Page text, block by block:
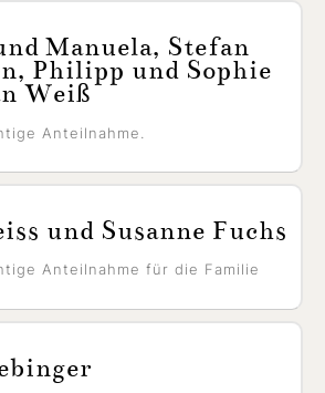
Manuela, Stefan
Philipp und Sophie
Weiß
Anteilnahme.
und Susanne Fuchs
Anteilnahme für die Familie